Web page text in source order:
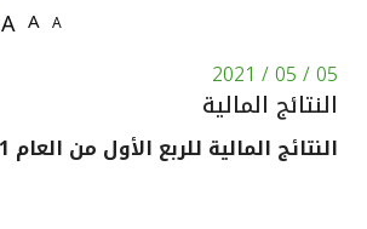
التمويل
الاستثمار
A
A
A
05 / 05 / 2021
النتائج المالية
النتائج المالية للربع الأول من العام 2021